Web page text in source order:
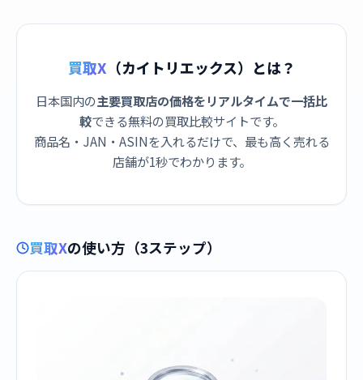
買取X （カイトリエックス）とは？
日本国内の主要買取店の価格をリアルタイムで一括比
較できる無料の買取比較サイトです。
商品名・JAN・ASINを入れるだけで、最も高く売れる
店舗が1秒でわかります。
買取Xの使い方（3ステップ）